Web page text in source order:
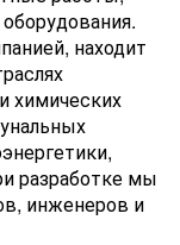
находит
химических
разработке мы
инженеров и